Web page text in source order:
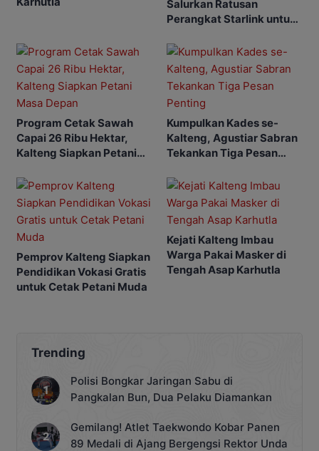
Salurkan Ratusan
Perangkat Starlink untuk
Program Cetak Sawah
Capai 26 Ribu Hektar,
Kalteng Siapkan Petani
Kumpulkan Kades se-
Kalteng, Agustiar Sabran
Tekankan Tiga Pesan
Pemprov Kalteng Siapkan
Pendidikan Vokasi Gratis
untuk Cetak Petani Muda
Kejati Kalteng Imbau
Warga Pakai Masker di
Tengah Asap Karhutla
Trending
Polisi Bongkar Jaringan Sabu di
Pangkalan Bun, Dua Pelaku Diamankan
Gemilang! Atlet Taekwondo Kobar Panen
89 Medali di Ajang Bergengsi Rektor Unda